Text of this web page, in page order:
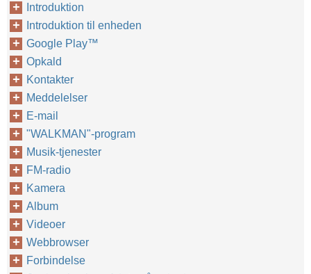
Introduktion
Introduktion til enheden
Google Play™‎
Opkald
Kontakter
Meddelelser
E-mail
"WALKMAN"-program
Musik-tjenester
FM-radio
Kamera
Album
Videoer
Webbrowser
Forbindelse